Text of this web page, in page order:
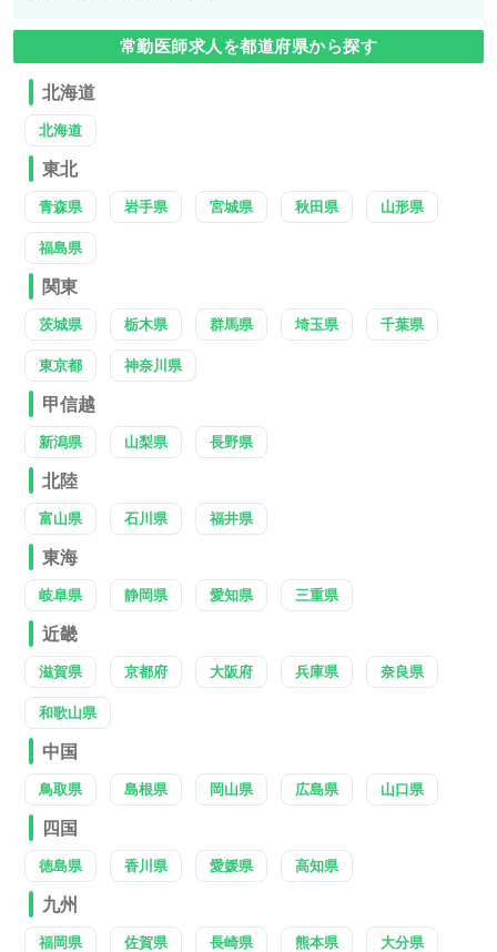
常勤医師求人を都道府県から探す
北海道
北海道
東北
青森県 岩手県 宮城県 秋田県 山形県
福島県
関東
茨城県 栃木県 群馬県 埼玉県 千葉県
東京都 神奈川県
甲信越
新潟県 山梨県 長野県
北陸
富山県 石川県 福井県
東海
岐阜県 静岡県 愛知県 三重県
近畿
滋賀県 京都府 大阪府 兵庫県 奈良県
和歌山県
中国
鳥取県 島根県 岡山県 広島県 山口県
四国
徳島県 香川県 愛媛県 高知県
九州
福岡県 佐賀県 長崎県 熊本県 大分県